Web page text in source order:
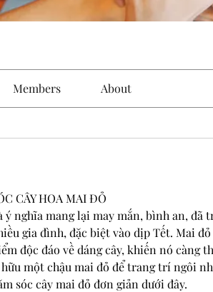
Members About
CÂY HOA MAI ĐỎ
ý nghĩa mang lại may mắn, bình an, đã
gia đình, đặc biệt vào dịp Tết. Mai
độc đáo về dáng cây, khiến nó càng
một chậu mai đỏ để trang trí ngôi
sóc cây mai đỏ đơn giản dưới đây.